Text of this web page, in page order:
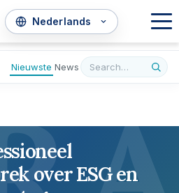
Nieuwste News
over ESG en